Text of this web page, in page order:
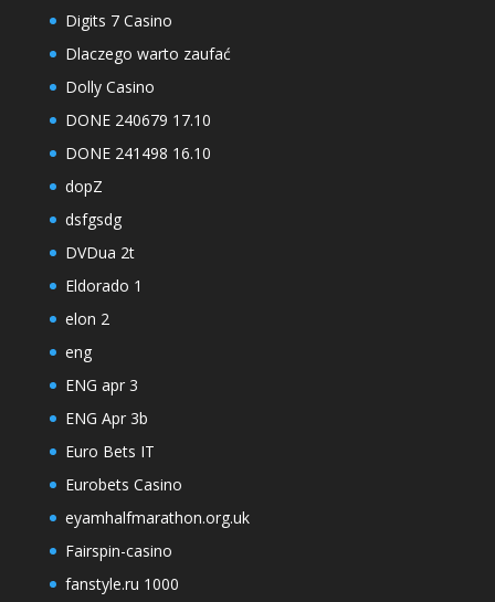
Digits 7 Casino
Dlaczego warto zaufać
Dolly Casino
DONE 240679 17.10
DONE 241498 16.10
dopZ
dsfgsdg
DVDua 2t
Eldorado 1
elon 2
eng
ENG apr 3
ENG Apr 3b
Euro Bets IT
Eurobets Casino
eyamhalfmarathon.org.uk
Fairspin-casino
fanstyle.ru 1000